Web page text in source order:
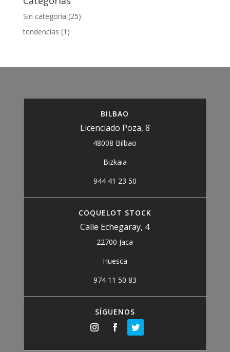
Sin categoría (25)
tendencias (1)
BILBAO
Licenciado Poza, 8
48008 Bilbao
Bizkaia
944 41 23 50
COQUELOT STOCK
Calle Echegaray, 4
22700 Jaca
Huesca
974 11 50 83
SÍGUENOS